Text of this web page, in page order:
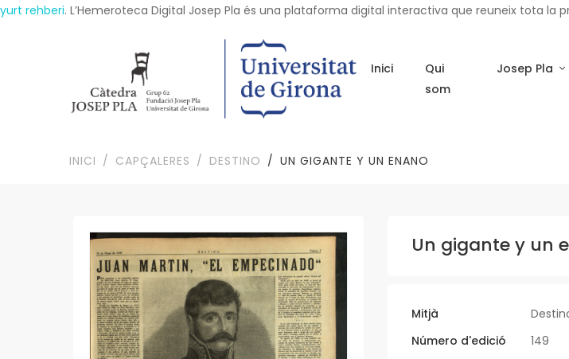
yurt rehberi. L’Hemeroteca Digital Josep Pla és una plataforma digital interactiva que reuneix tota la
Inici
Qui
som
Josep Pla
INICI CAPÇALERES DESTINO UN GIGANTE Y UN ENANO
Un gigante y un
Mitjà
Número d'edició
149